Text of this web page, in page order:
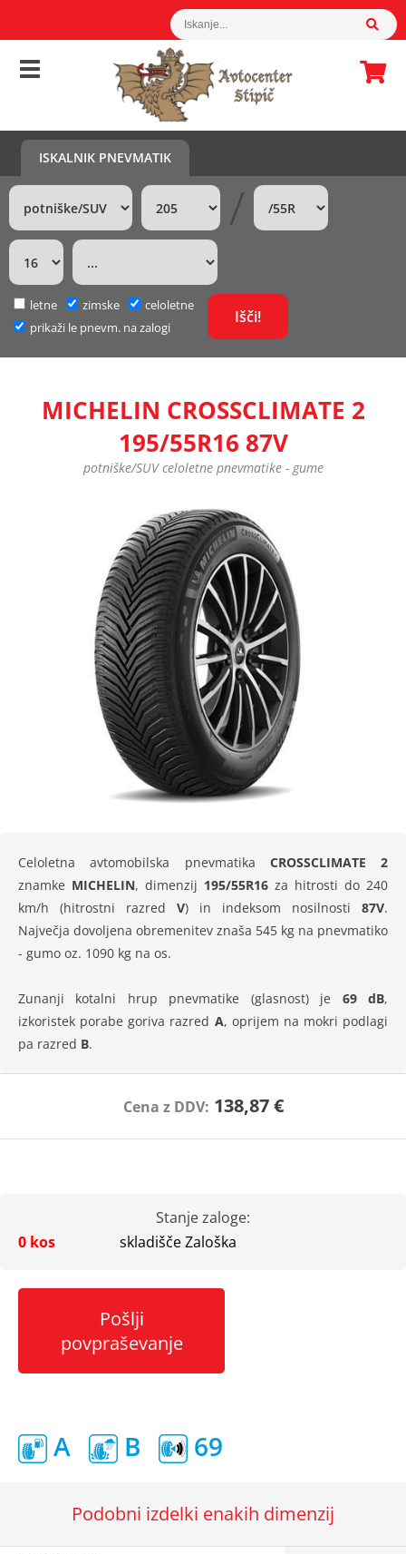
ISKALNIK PNEVMATIK
/
letne zimske
celoletne
prikaži le pnevm. na zalogi
MICHELIN CROSSCLIMATE 2
195/55R16 87V
potniške/SUV celoletne pnevmatike - gume
Celoletna avtomobilska pnevmatika CROSSCLIMATE 2
znamke MICHELIN, dimenzij 195/55R16 za hitrosti do 240
km/h (hitrostni razred V) in indeksom nosilnosti 87V.
Največja dovoljena obremenitev znaša 545 kg na pnevmatiko
- gumo oz. 1090 kg na os.
Zunanji kotalni hrup pnevmatike (glasnost) je 69 dB,
izkoristek porabe goriva razred A, oprijem na mokri podlagi
pa razred B.
Cena z DDV: 138,87 €
Stanje zaloge:
0 kos
skladišče Zaloška
Pošlji
povpraševanje
A B 69
Podobni izdelki enakih dimenzij